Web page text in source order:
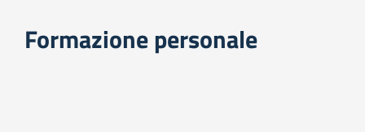
Formazione personale